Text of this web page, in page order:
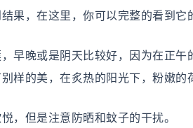
果，在这里，你可以完整的看到它
晚或是阴天比较好，因为在正午
样的美，在炙热的阳光下，粉嫩的
但是注意防晒和蚊子的干扰。